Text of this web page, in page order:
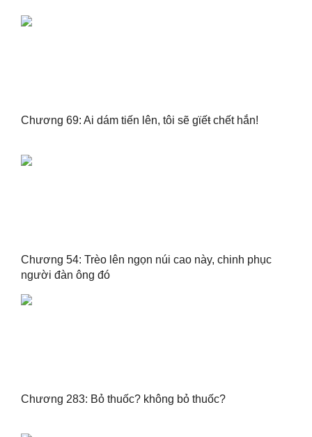
Chương 69: Ai dám tiến lên, tôi sẽ gϊếŧ chết hắn!
Chương 54: Trèo lên ngọn núi cao này, chinh phục
người đàn ông đó
Chương 283: Bỏ thuốc? không bỏ thuốc?